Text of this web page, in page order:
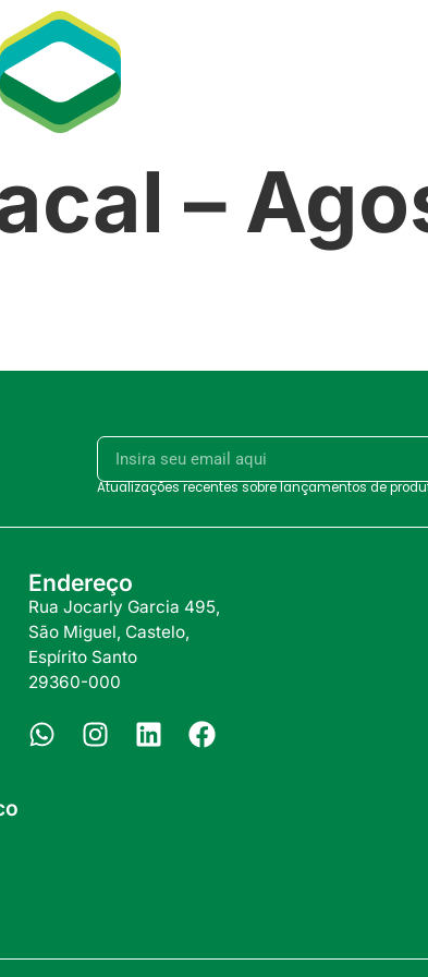
–
Atualizações recentes sobre lançamentos de
Endereço
Rua Jocarly Garcia 495,
São Miguel, Castelo,
Espírito Santo
29360-000